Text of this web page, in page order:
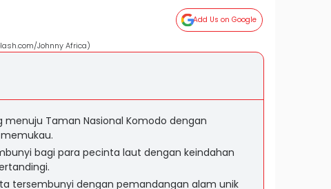
Add Us on Google
Johnny Africa)
menuju Taman Nasional Komodo dengan
bagi para pecinta laut dengan keindahan
tersembunyi dengan pemandangan alam unik